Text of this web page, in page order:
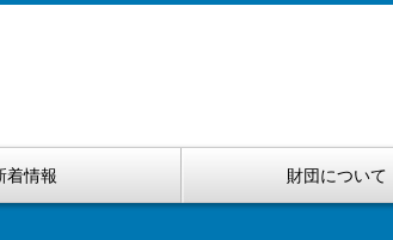
着情報 財団について